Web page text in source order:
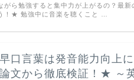
ら勉強すると集中力が上がるの？最新
！★ 勉強中に音楽を聴くこと …
口言葉は発音能力向上
文から徹底検証！★ ～